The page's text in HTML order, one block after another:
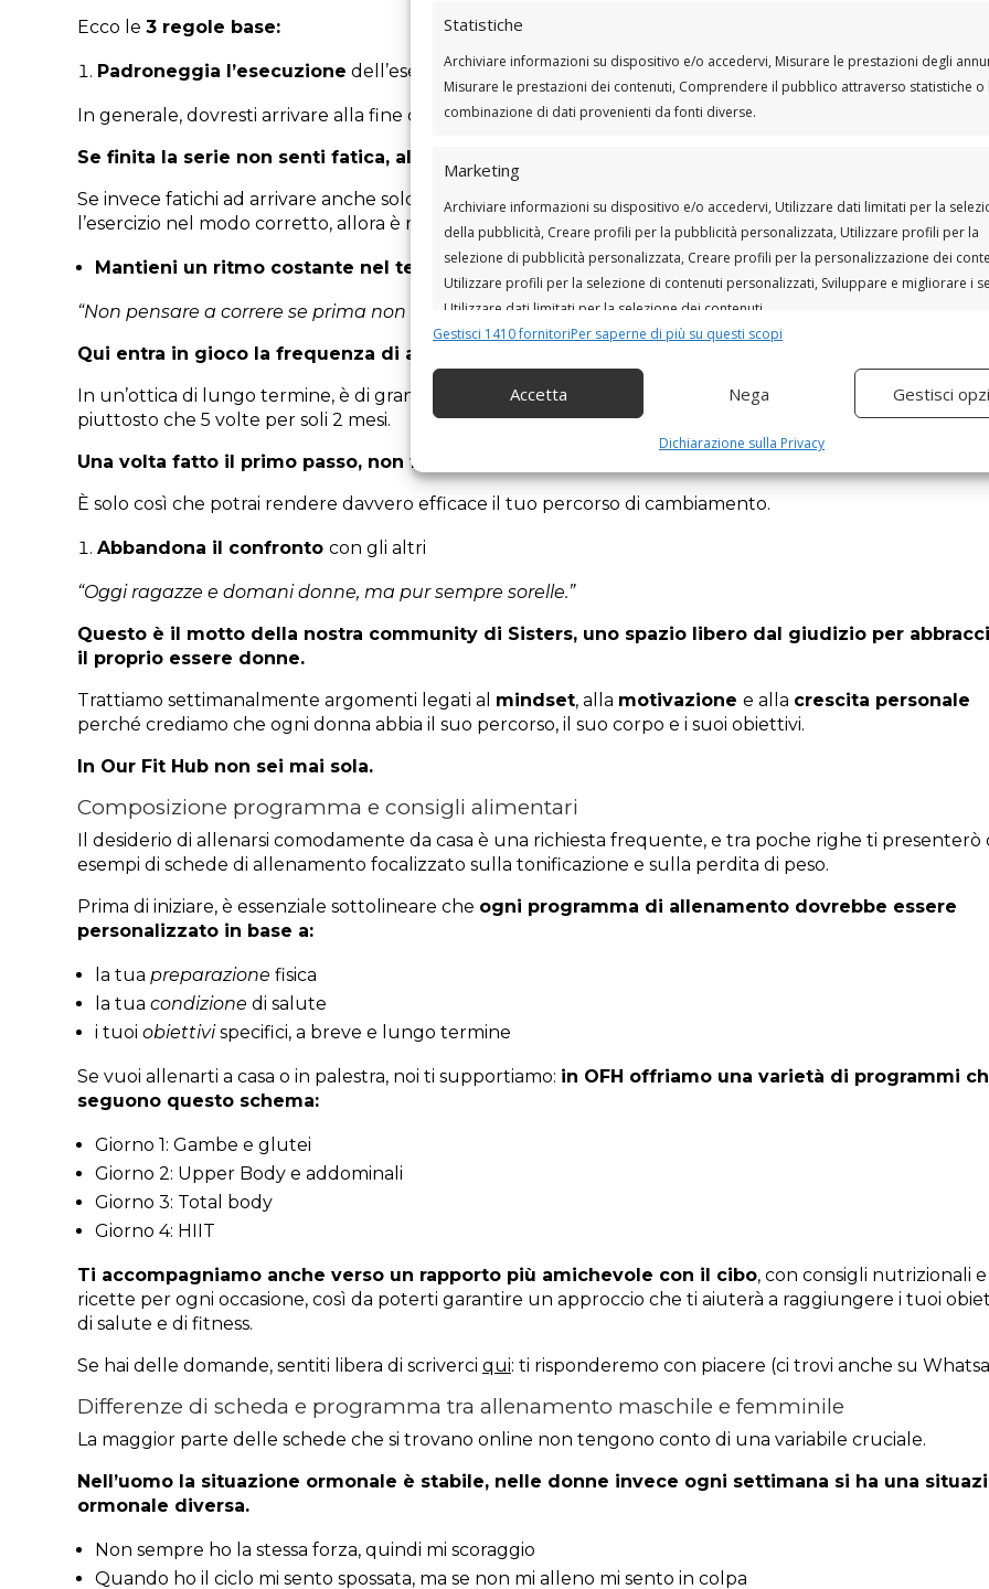
Statistiche
Archiviare informazioni su dispositivo e/o accedervi, Misurare le prestazioni degli
Misurare le prestazioni dei contenuti, Comprendere il pubblico attraverso statistiche o
combinazione di dati provenienti da fonti diverse.
Marketing
Archiviare informazioni su dispositivo e/o accedervi, Utilizzare dati limitati per la
della pubblicità, Creare profili per la pubblicità personalizzata, Utilizzare profili per la
selezione di pubblicità personalizzata, Creare profili per la personalizzazione dei
Utilizzare profili per la selezione di contenuti personalizzati, Sviluppare e migliorare i
Utilizzare dati limitati per la selezione dei contenuti.
Funzionalità
Abbinare e combinare dati provenienti da altre fonti di dati, Collegare diversi
Garantire la sicurezza, prevenire e rilevare frodi, correggere
Gestisci 1410 fornitoriPer saperne di più su questi scopi
Accetta Nega Gestisci
Dichiarazione sulla Privacy
Ecco le 3 regole base:
Padroneggia l’esecuzione dell’esercizio prima di aumentare il carico
In generale, dovresti arrivare alla fine della serie sentendo di non riuscire quasi più a fare altre ripetizioni.
Se finita la serie non senti fatica, allora puoi aumentare il peso.
Se invece fatichi ad arrivare anche solo a metà serie o senti che il peso eccessivo ti impedisce di svolgere
l’esercizio nel modo corretto, allora è meglio ridurlo.
Mantieni un ritmo costante nel tempo
“Non pensare a correre se prima non hai imparato a camminare.”
Qui entra in gioco la frequenza di allenamento, oltre che la disciplina.
In un’ottica di lungo termine, è di gran lunga più efficace
allenarsi 2 volte a settimana per un anno
piuttosto che 5 volte per soli 2 mesi.
Una volta fatto il primo passo, non fermarti.
È solo così che potrai rendere davvero efficace il tuo percorso di cambiamento.
Abbandona il confronto con gli altri
“Oggi ragazze e domani donne, ma pur sempre sorelle.”
Questo è il motto della nostra community di Sisters, uno spazio libero dal giudizio per
il proprio essere donne.
Trattiamo settimanalmente argomenti legati al mindset, alla motivazione e alla crescita personale
perché crediamo che ogni donna abbia il suo percorso, il suo corpo e i suoi obiettivi.
In Our Fit Hub non sei mai sola.
Composizione programma e consigli alimentari
Il desiderio di allenarsi comodamente da casa è una richiesta frequente, e tra poche righe ti presenterò
esempi di schede di allenamento focalizzato sulla tonificazione e sulla perdita di peso.
Prima di iniziare, è essenziale sottolineare che ogni programma di allenamento dovrebbe essere
personalizzato in base a:
la tua preparazione fisica
la tua condizione di salute
i tuoi obiettivispecifici, a breve e lungo termine
Se vuoi allenarti a casa o in palestra, noi ti supportiamo: in OFH offriamo una varietà di programmi
seguono questo schema:
Giorno 1: Gambe e glutei
Giorno 2: Upper Body e addominali
Giorno 3: Total body
Giorno 4: HIIT
Ti accompagniamo anche verso un rapporto più amichevole con il cibo, con consigli nutrizionali e
ricette per ogni occasione, così da poterti garantire un approccio che ti aiuterà a raggiungere i tuoi
di salute e di fitness.
Se hai delle domande, sentiti libera di scriverci qui: ti risponderemo con piacere (ci trovi anche su
Differenze di scheda e programma tra allenamento maschile e femminile
La maggior parte delle schede che si trovano online non tengono conto di una variabile cruciale.
Nell’uomo la situazione ormonale è stabile, nelle donne invece ogni settimana si ha una
ormonale diversa.
Non sempre ho la stessa forza, quindi mi scoraggio
Quando ho il ciclo mi sento spossata, ma se non mi alleno mi sento in colpa